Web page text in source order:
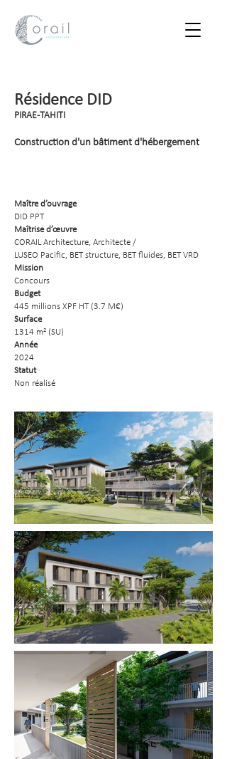
Résidence DID
PIRAE-TAHITI
Construction d'un bâtiment d'hébergement
Maître d’ouvrage
DID PPT
Maîtrise d’œuvre
CORAIL Architecture, Architecte /
LUSEO Pacific, BET structure, BET fluides, BET VRD
Mission
Concours
Budget
445 millions XPF HT (3.7 M€)
Surface
1314 m² (SU)
Année
2024
Statut
Non réalisé